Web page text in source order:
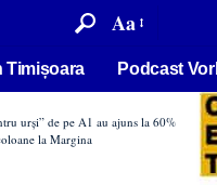
Aa
Timișoara Podcast
urși” de pe A1 au ajuns la 60%
la Margina